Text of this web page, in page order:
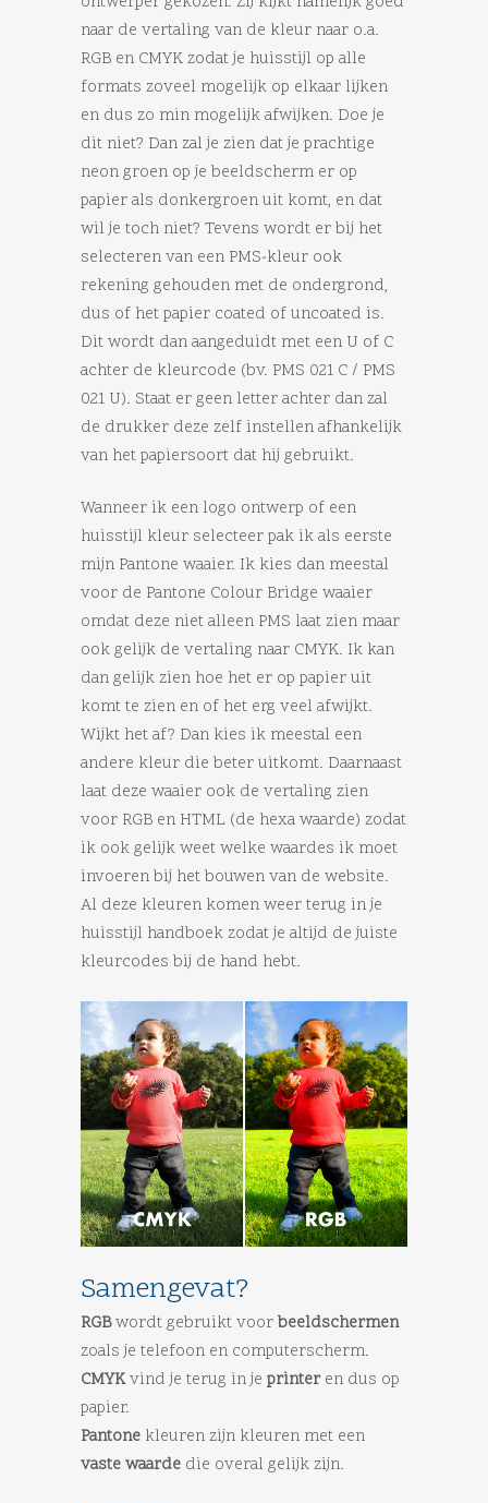
naar de vertaling van de kleur naar o.a.
RGB en CMYK zodat je huisstijl op alle
formats zoveel mogelijk op elkaar lijken
en dus zo min mogelijk afwijken. Doe je
dit niet? Dan zal je zien dat je prachtige
neon groen op je beeldscherm er op
papier als donkergroen uit komt, en dat
wil je toch niet? Tevens wordt er bij het
selecteren van een PMS-kleur ook
rekening gehouden met de ondergrond,
dus of het papier coated of uncoated is.
Dit wordt dan aangeduidt met een U of C
achter de kleurcode (bv. PMS 021 C / PMS
021 U). Staat er geen letter achter dan zal
de drukker deze zelf instellen afhankelijk
van het papiersoort dat hij gebruikt.
Wanneer ik een logo ontwerp of een
huisstijl kleur selecteer pak ik als eerste
mijn Pantone waaier. Ik kies dan meestal
voor de Pantone Colour Bridge waaier
omdat deze niet alleen PMS laat zien maar
ook gelijk de vertaling naar CMYK. Ik kan
dan gelijk zien hoe het er op papier uit
komt te zien en of het erg veel afwijkt.
Wijkt het af? Dan kies ik meestal een
andere kleur die beter uitkomt. Daarnaast
laat deze waaier ook de vertaling zien
voor RGB en HTML (de hexa waarde) zodat
ik ook gelijk weet welke waardes ik moet
invoeren bij het bouwen van de website.
Al deze kleuren komen weer terug in je
huisstijl handboek zodat je altijd de juiste
kleurcodes bij de hand hebt.
Samengevat?
RGBwordt gebruikt voorbeeldschermen
zoals je telefoon en computerscherm.
CMYKvind je terug in je printeren dus op
papier.
Pantone kleuren zijn kleuren met een
vaste waarde die overal gelijk zijn.